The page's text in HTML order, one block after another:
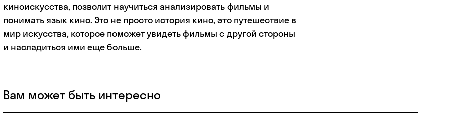
киноискусства, позволит научиться анализировать фильмы и
понимать язык кино. Это не просто история кино, это путешествие в
мир искусства, которое поможет увидеть фильмы с другой стороны
и насладиться ими еще больше.
Вам может быть интересно